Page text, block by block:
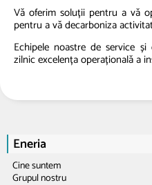
Vă oferim soluții pentru a vă
pentru a vă decarboniza
Echipele noastre de service
zilnic excelența operațională a
Eneria
Cine suntem
Grupul nostru